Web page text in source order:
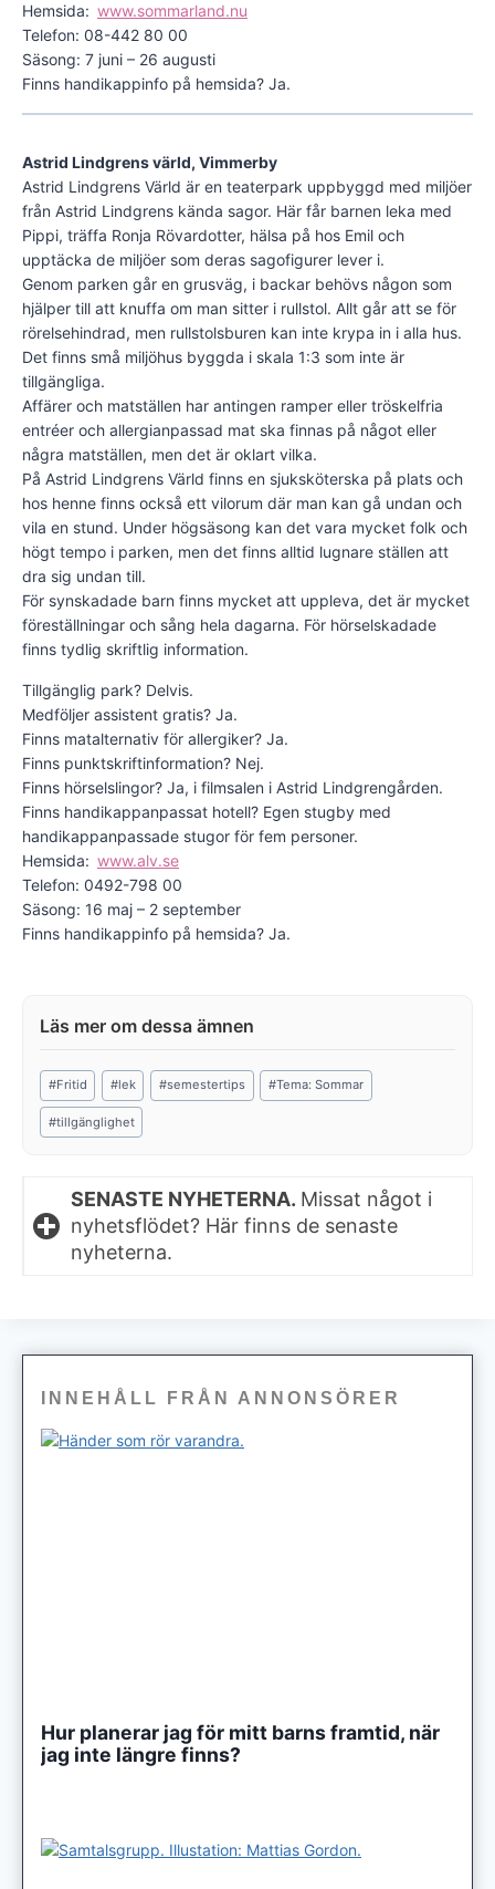
Hemsida: www.sommarland.nu
Telefon: 08-442 80 00
Säsong: 7 juni – 26 augusti
Finns handikappinfo på hemsida? Ja.
Astrid Lindgrens värld, Vimmerby
Astrid Lindgrens Värld är en teaterpark uppbyggd med miljöer
från Astrid Lindgrens kända sagor. Här får barnen leka med
Pippi, träffa Ronja Rövardotter, hälsa på hos Emil och
upptäcka de miljöer som deras sagofigurer lever i.
Genom parken går en grusväg, i backar behövs någon som
hjälper till att knuffa om man sitter i rullstol. Allt går att se för
rörelsehindrad, men rullstolsburen kan inte krypa in i alla hus.
Det finns små miljöhus byggda i skala 1:3 som inte är
tillgängliga.
Affärer och matställen har antingen ramper eller tröskelfria
entréer och allergianpassad mat ska finnas på något eller
några matställen, men det är oklart vilka.
På Astrid Lindgrens Värld finns en sjuksköterska på plats och
hos henne finns också ett vilorum där man kan gå undan och
vila en stund. Under högsäsong kan det vara mycket folk och
högt tempo i parken, men det finns alltid lugnare ställen att
dra sig undan till.
För synskadade barn finns mycket att uppleva, det är mycket
föreställningar och sång hela dagarna. För hörselskadade
finns tydlig skriftlig information.
Tillgänglig park? Delvis.
Medföljer assistent gratis? Ja.
Finns matalternativ för allergiker? Ja.
Finns punktskriftinformation? Nej.
Finns hörselslingor? Ja, i filmsalen i Astrid Lindgrengården.
Finns handikappanpassat hotell? Egen stugby med
handikappanpassade stugor för fem personer.
Hemsida: www.alv.se
Telefon: 0492-798 00
Säsong: 16 maj – 2 september
Finns handikappinfo på hemsida? Ja.
Post
Tags:
#Fritid #lek #semestertips #Tema: Sommar
#tillgänglighet
SENASTE NYHETERNA. Missat något i
nyhetsflödet? Här finns de senaste
nyheterna.
INNEHÅLL FRÅN ANNONSÖRER
Hur planerar jag för mitt barns framtid, när
jag inte längre finns?